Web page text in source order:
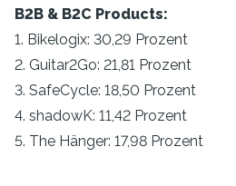
B2B & B2C Products:
1. Bikelogix: 30,29 Prozent
2. Guitar2Go: 21,81 Prozent
3. SafeCycle: 18,50 Prozent
4. shadowK: 11,42 Prozent
5. The Hänger: 17,98 Prozent